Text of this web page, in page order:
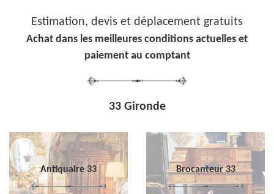
Estimation, devis et déplacement gratuits
Achat dans les meilleures conditions actuelles et
paiement au comptant
33 Gironde
Antiquaire 33 Brocanteur 33